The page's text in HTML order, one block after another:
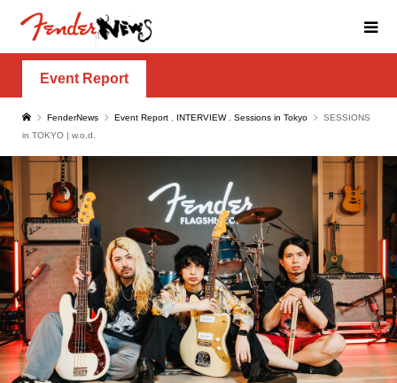
Event Report
FenderNews Event Report INTERVIEW Sessions in Tokyo
SESSIONS
in TOKYO | w.o.d.